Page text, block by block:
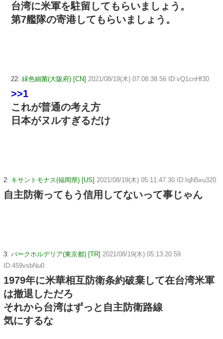
台湾に米軍を駐留してもらいましょう。
第7艦隊の寄港してもらいましょう。
22: 緑色細菌(大阪府) [CN] 2021/08/19(木) 07:08:38.56 ID:vQ1cnHf30
>>1
これが普通の考え方
日本がヌルすぎるだけ
2: キサントモナス(福岡県) [US] 2021/08/19(木) 05:11:47.30 ID:IqN5xu320
自主防衛ってもう信用してないって事じゃん
3: バークホルデリア(東京都) [TR] 2021/08/19(木) 05:13:20.59
ID:459vsbNu0
1979年に米華相互防衛条約破棄して在台湾米軍
は撤退しただろ
それから台湾はずっと自主防衛路線
気にするな